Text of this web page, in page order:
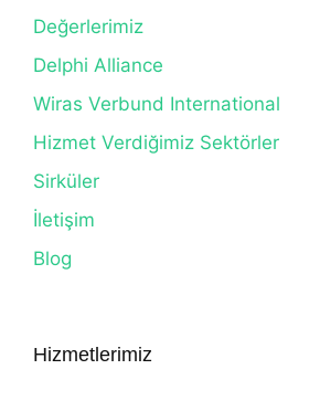
Değerlerimiz
Delphi Alliance
Wiras Verbund International
Hizmet Verdiğimiz Sektörler
Sirküler
İletişim
Blog
Hizmetlerimiz